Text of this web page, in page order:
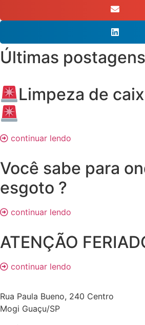
Últimas
Limpeza de
continuar lendo
Você sabe para
esgoto ?
continuar lendo
ATENÇÃO
continuar lendo
Rua Paula Bueno, 240 Centro
Mogi Guaçu/SP